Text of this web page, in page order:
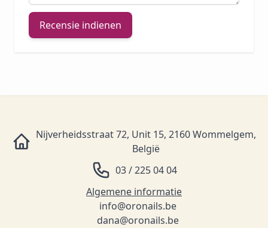
Recensie indienen
Nijverheidsstraat 72, Unit 15, 2160 Wommelgem,
België
03 / 225 04 04
Algemene informatie
info@oronails.be
dana@oronails.be